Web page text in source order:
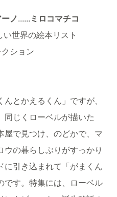
ノ...... ミロコマチコ
世界の絵本リスト
ション
とかえるくん」ですが、
同じくローベルが描いた
屋で見つけ、のどかで、マ
ウの暮らしぶりがすっかり
に引き込まれて「がまくん
です。特集には、ローベル